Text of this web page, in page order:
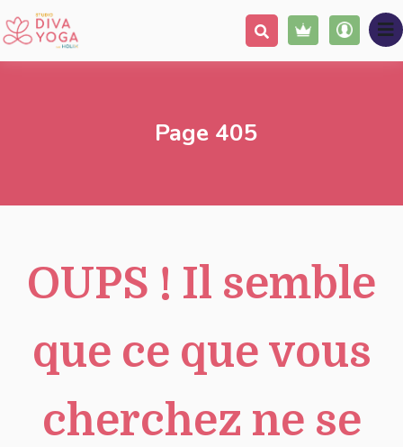
Page 405
OUPS ! Il semble
que ce que vous
cherchez ne se